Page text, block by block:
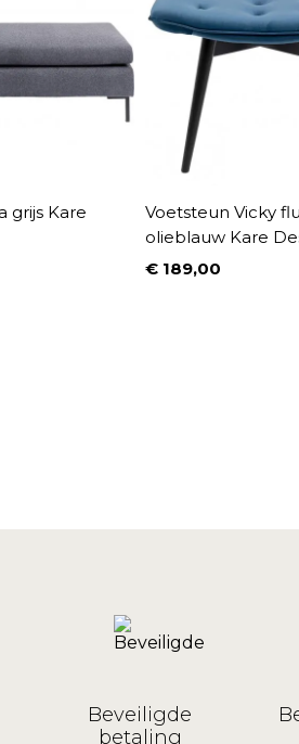
grijs Kare
Voetsteun Vicky
olieblauw Kare
Prijs
€ 189,00
Beveiligde
betaling